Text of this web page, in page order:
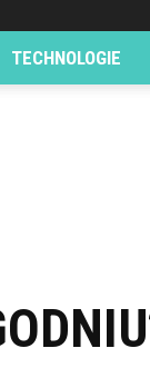
TECHNOLOGIE